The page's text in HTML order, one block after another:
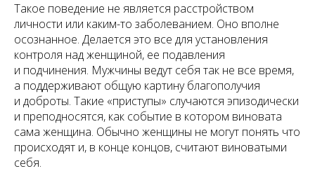
Такое поведение не является расстройством
личности или каким-то заболеванием. Оно вполне
осознанное. Делается это все для установления
контроля над женщиной, ее подавления
и подчинения. Мужчины ведут себя так не все время,
а поддерживают общую картину благополучия
и доброты. Такие «приступы» случаются эпизодически
и преподносятся, как событие в котором виновата
сама женщина. Обычно женщины не могут понять что
происходят и, в конце концов, считают виноватыми
себя.